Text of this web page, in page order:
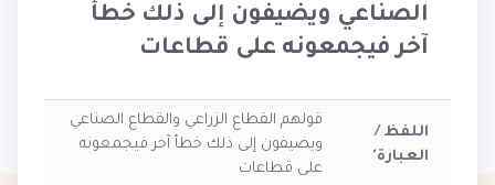
الصناعي ويضيفون إلى ذلك خطأ
آخر فيجمعونه على قطاعات
اللفظ /
العبارة'
قولهم القطاع الزراعي والقطاع الصناعي
ويضيفون إلى ذلك خطأ آخر فيجمعونه
على قطاعات